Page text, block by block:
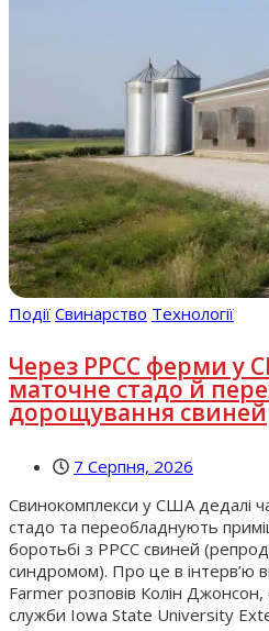
Події Свинарство Технології
Через РРСС ферми у
маточне стадо й
дорощування свиней
7 Серпня, 2026
Свинокомплекси у США дедалі
стадо та переобладнують
боротьбі з РРСС свиней
синдромом). Про це в інтерв’ю
Farmer розповів Колін Джонсон,
служби Iowa State University